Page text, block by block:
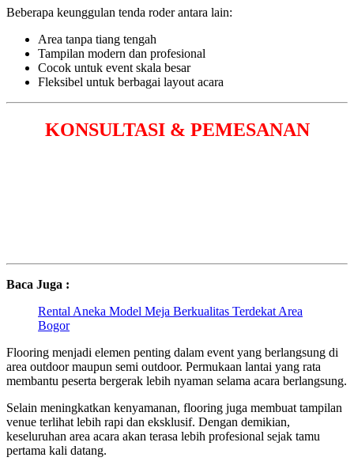
Beberapa keunggulan tenda roder antara lain:
Area tanpa tiang tengah
Tampilan modern dan profesional
Cocok untuk event skala besar
Fleksibel untuk berbagai layout acara
KONSULTASI & PEMESANAN
Baca Juga :
Rental Aneka Model Meja Berkualitas Terdekat Area
Bogor
Flooring menjadi elemen penting dalam event yang berlangsung di
area outdoor maupun semi outdoor. Permukaan lantai yang rata
membantu peserta bergerak lebih nyaman selama acara berlangsung.
Selain meningkatkan kenyamanan, flooring juga membuat tampilan
venue terlihat lebih rapi dan eksklusif. Dengan demikian,
keseluruhan area acara akan terasa lebih profesional sejak tamu
pertama kali datang.